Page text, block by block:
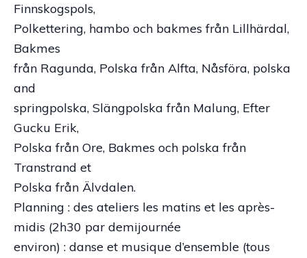
Finnskogspols,
Polkettering, hambo och bakmes från Lillhärdal,
Bakmes
från Ragunda, Polska från Alfta, Nåsföra, polska
and
springpolska, Slängpolska från Malung, Efter
Gucku Erik,
Polska från Ore, Bakmes och polska från
Transtrand et
Polska från Älvdalen.
Planning : des ateliers les matins et les après-
midis (2h30 par demijournée
environ) : danse et musique d’ensemble (tous